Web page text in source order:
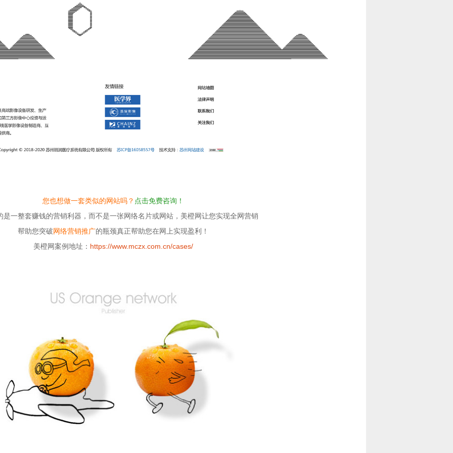
您也想做一套类似的网站吗？ 点击免费咨询！
是一整套赚钱的营销利器，而不是一张网络名片或网站，美橙网让您实现全网营销
帮助您突破网络营销推广的瓶颈真正帮助您在网上实现盈利！
美橙网案例地址： https://www.mczx.com.cn/cases/